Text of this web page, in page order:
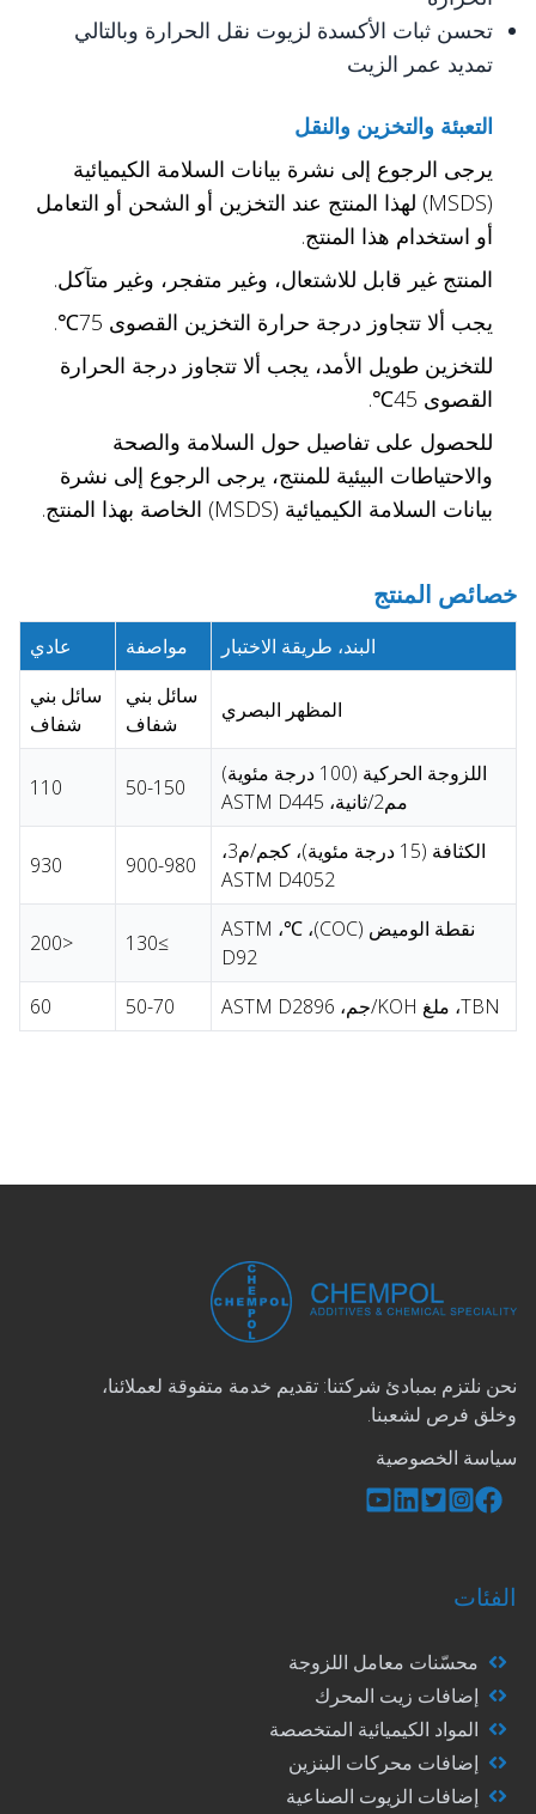
تحسن ثبات الأكسدة لزيوت نقل الحرارة وبالتالي
تمديد عمر الزيت
التعبئة والتخزين والنقل
يرجى الرجوع إلى نشرة بيانات السلامة الكيميائية
(MSDS) لهذا المنتج عند التخزين أو الشحن أو التعامل
أو استخدام هذا المنتج.
المنتج غير قابل للاشتعال، وغير متفجر، وغير متآكل.
يجب ألا تتجاوز درجة حرارة التخزين القصوى 75℃.
للتخزين طويل الأمد، يجب ألا تتجاوز درجة الحرارة
القصوى 45℃.
للحصول على تفاصيل حول السلامة والصحة
والاحتياطات البيئية للمنتج، يرجى الرجوع إلى نشرة
بيانات السلامة الكيميائية (MSDS) الخاصة بهذا المنتج.
خصائص المنتج
البند، طريقة الاختبار مواصفة عادي
المظهر البصري
سائل بني
شفاف
سائل بني
شفاف
اللزوجة الحركية (100 درجة مئوية)
مم2/ثانية، ASTM D445
50-150
110
الكثافة (15 درجة مئوية)، كجم/م3،
ASTM D4052
900-980
930
نقطة الوميض (COC)، ℃، ASTM
D92
≥130
<200
TBN، ملغ KOH/جم، ASTM D2896 50-70
60
نحن نلتزم بمبادئ شركتنا: تقديم خدمة متفوقة لعملائنا،
وخلق فرص لشعبنا.
سياسة الخصوصية
الفئات
محسّنات معامل اللزوجة
إضافات زيت المحرك
المواد الكيميائية المتخصصة
إضافات محركات البنزين
إضافات الزيوت الصناعية